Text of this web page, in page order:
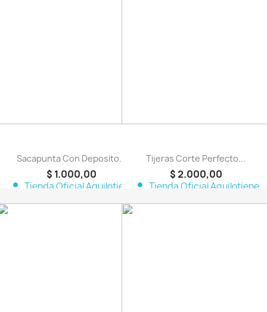
Sacapunta Con Deposito...
$ 1.000,00
person Tienda Oficial Aquilotiene
Tijeras Corte Perfecto...
$ 2.000,00
person Tienda Oficial Aquilotiene